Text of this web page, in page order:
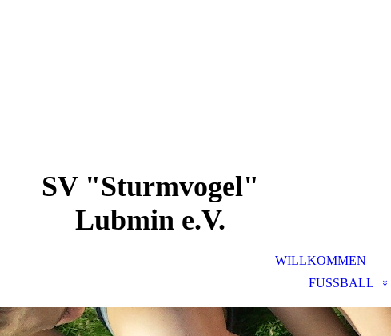
SV "Sturmvogel"
Lubmin e.V.
WILLKOMMEN
FUSSBALL